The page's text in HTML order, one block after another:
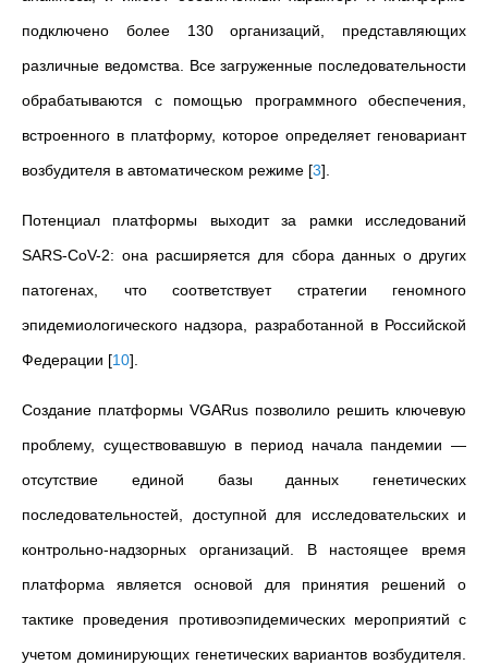
подключено более 130 организаций, представляющих
различные ведомства. Все загруженные последовательности
обрабатываются с помощью программного обеспечения,
встроенного в платформу, которое определяет геновариант
возбудителя в автоматическом режиме [3]
Потенциал платформы выходит за рамки исследований
SARS-CoV-2: она расширяется для сбора данных о других
патогенах, что соответствует стратегии геномного
эпидемиологического надзора, разработанной в Российской
Федерации [10]
Создание платформы VGARus позволило решить ключевую
проблему, существовавшую в период начала пандемии —
отсутствие единой базы данных генетических
последовательностей, доступной для исследовательских и
контрольно-надзорных организаций. В настоящее время
платформа является основой для принятия решений о
тактике проведения противоэпидемических мероприятий с
учетом доминирующих генетических вариантов возбудителя.